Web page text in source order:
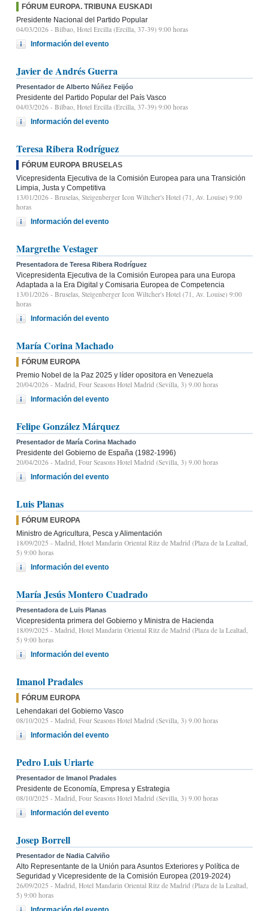
FÓRUM EUROPA. TRIBUNA EUSKADI
Presidente Nacional del Partido Popular
04/03/2026 - Bilbao, Hotel Ercilla (Ercilla, 37-39) 9:00 horas
Información del evento
Javier de Andrés Guerra
Presentador de Alberto Núñez Feijóo
Presidente del Partido Popular del País Vasco
04/03/2026 - Bilbao, Hotel Ercilla (Ercilla, 37-39) 9:00 horas
Información del evento
Teresa Ribera Rodríguez
FÓRUM EUROPA BRUSELAS
Vicepresidenta Ejecutiva de la Comisión Europea para una Transición
Limpia, Justa y Competitiva
13/01/2026 - Bruselas, Steigenberger Icon Wiltcher's Hotel (71, Av. Louise) 9:00
horas
Información del evento
Margrethe Vestager
Presentadora de Teresa Ribera Rodríguez
Vicepresidenta Ejecutiva de la Comisión Europea para una Europa
Adaptada a la Era Digital y Comisaria Europea de Competencia
13/01/2026 - Bruselas, Steigenberger Icon Wiltcher's Hotel (71, Av. Louise) 9:00
horas
Información del evento
María Corina Machado
FÓRUM EUROPA
Premio Nobel de la Paz 2025 y líder opositora en Venezuela
20/04/2026 - Madrid, Four Seasons Hotel Madrid (Sevilla, 3) 9.00 horas
Información del evento
Felipe González Márquez
Presentador de María Corina Machado
Presidente del Gobierno de España (1982-1996)
20/04/2026 - Madrid, Four Seasons Hotel Madrid (Sevilla, 3) 9.00 horas
Información del evento
Luis Planas
FÓRUM EUROPA
Ministro de Agricultura, Pesca y Alimentación
18/09/2025 - Madrid, Hotel Mandarin Oriental Ritz de Madrid (Plaza de la Lealtad,
5) 9:00 horas
Información del evento
María Jesús Montero Cuadrado
Presentadora de Luis Planas
Vicepresidenta primera del Gobierno y Ministra de Hacienda
18/09/2025 - Madrid, Hotel Mandarin Oriental Ritz de Madrid (Plaza de la Lealtad,
5) 9:00 horas
Información del evento
Imanol Pradales
FÓRUM EUROPA
Lehendakari del Gobierno Vasco
08/10/2025 - Madrid, Four Seasons Hotel Madrid (Sevilla, 3) 9.00 horas
Información del evento
Pedro Luis Uriarte
Presentador de Imanol Pradales
Presidente de Economía, Empresa y Estrategia
08/10/2025 - Madrid, Four Seasons Hotel Madrid (Sevilla, 3) 9.00 horas
Información del evento
Josep Borrell
Presentador de Nadia Calviño
Alto Representante de la Unión para Asuntos Exteriores y Política de
Seguridad y Vicepresidente de la Comisión Europea (2019-2024)
26/09/2025 - Madrid, Hotel Mandarin Oriental Ritz de Madrid (Plaza de la Lealtad,
5) 9:00 horas
Información del evento